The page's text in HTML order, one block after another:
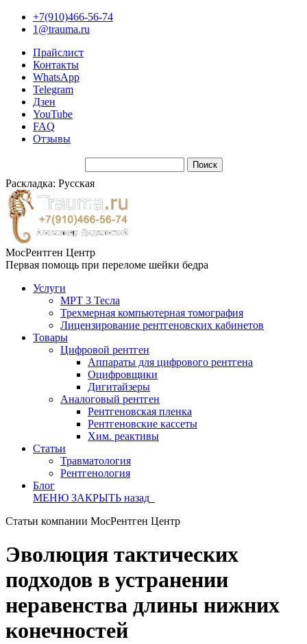
+7(910)466-56-74
1@trauma.ru
Прайслист
Контакты
WhatsApp
Telegram
Дзен
YouTube
FAQ
Отзывы
Раскладка: Русская
МосРентген Центр
Первая помощь при переломе шейки бедра
Услуги
МРТ 3 Тесла
Трехмерная компьютерная томография
Лицензирование рентгеновских кабинетов
Товары
Цифровой рентген
Аппараты для цифрового рентгена
Оцифровщики
Дигитайзеры
Аналоговый рентген
Рентгеновская пленка
Рентгеновские кассеты
Хим. реактивы
Статьи
Травматология
Рентгенология
Блог
МЕНЮ ЗАКРЫТЬ назад
Статьи компании МосРентген Центр
Эволюция тактических
подходов в устранении
неравенства длины нижних
конечностей